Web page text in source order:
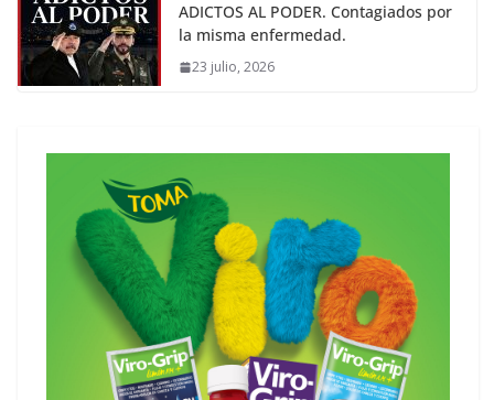
ADICTOS AL PODER. Contagiados por
la misma enfermedad.
23 julio, 2026